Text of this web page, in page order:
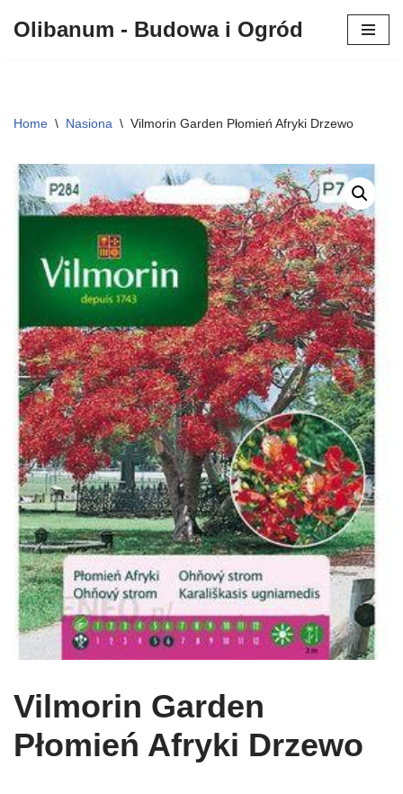
Olibanum - Budowa i Ogród
Home \ Nasiona \ Vilmorin Garden Płomień Afryki Drzewo
Vilmorin Garden
Płomień Afryki Drzewo